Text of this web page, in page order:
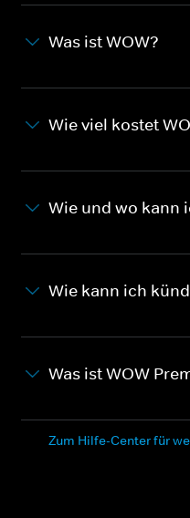
Was ist WOW?
Wie viel kostet
Wie und wo kann
Wie kann ich
Was ist WOW
Zum Hilfe-Center für